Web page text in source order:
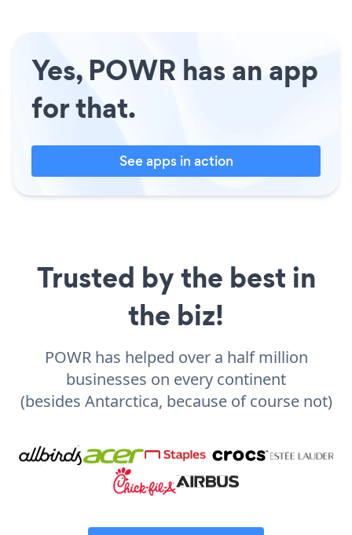
Yes, POWR has an app
for that.
See apps in action
Trusted by the best in
the biz!
POWR has helped over a half million
businesses on every continent
(besides Antarctica, because of course not)